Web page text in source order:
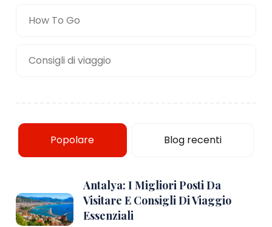
How To Go
Consigli di viaggio
Popolare Blog recenti
Antalya: I Migliori Posti Da
Visitare E Consigli Di Viaggio
Essenziali